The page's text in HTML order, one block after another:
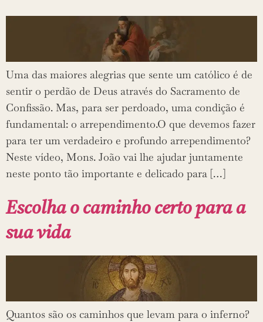
Uma das maiores alegrias que sente um católico é de
sentir o perdão de Deus através do Sacramento de
Confissão. Mas, para ser perdoado, uma condição é
fundamental: o arrependimento.O que devemos fazer
para ter um verdadeiro e profundo arrependimento?
Neste vídeo, Mons. João vai lhe ajudar juntamente
neste ponto tão importante e delicado para […]
Escolha o caminho certo para a
sua vida
Quantos são os caminhos que levam para o inferno?